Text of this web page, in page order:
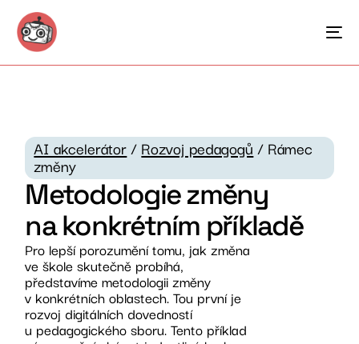
AI akcelerátor/ Rozvoj pedagogů / Rámec
změny
Metodologie změny
na konkrétním příkladě
Pro lepší porozumění tomu, jak změna
ve škole skutečně probíhá,
představíme metodologii změny
v konkrétních oblastech. Tou první je
rozvoj digitálních dovedností
u pedagogického sboru. Tento příklad